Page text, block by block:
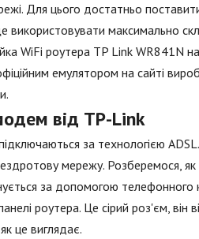
Для цього достатньо
використовувати максимально
WiFi роутера TP Link WR841N
емулятором на сайті
від TP-Link
за технологією
мережу. Розберемося, як
за допомогою телефонного
роутера. Це сірий роз'єм, він
це виглядає.